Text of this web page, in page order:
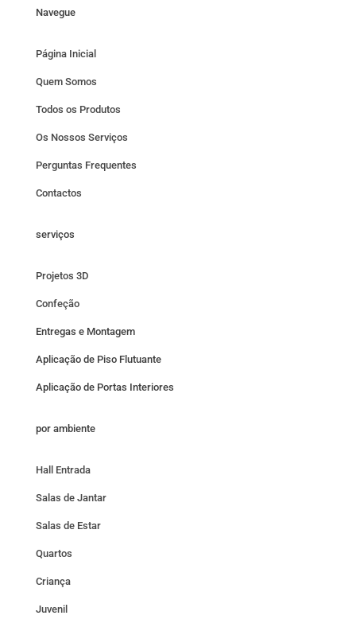
Navegue
Página Inicial
Quem Somos
Todos os Produtos
Os Nossos Serviços
Perguntas Frequentes
Contactos
serviços
Projetos 3D
Confeção
Entregas e Montagem
Aplicação de Piso Flutuante
Aplicação de Portas Interiores
por ambiente
Hall Entrada
Salas de Jantar
Salas de Estar
Quartos
Criança
Juvenil